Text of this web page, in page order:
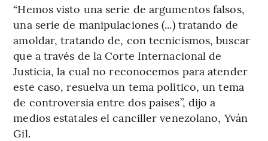
“Hemos visto una serie de argumentos falsos,
una serie de manipulaciones (...) tratando de
amoldar, tratando de, con tecnicismos, buscar
que a través de la Corte Internacional de
Justicia, la cual no reconocemos para atender
este caso, resuelva un tema político, un tema
de controversia entre dos países”, dijo a
medios estatales el canciller venezolano, Yván
Gil.